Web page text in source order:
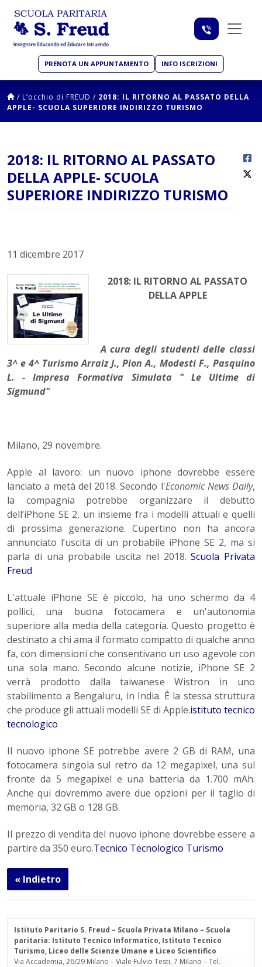
PRENOTA UN APPUNTAMENTO INFO ISCRIZIONI
/ L’occhio di FREUD / 2018: IL RITORNO AL PASSATO DELLA
APPLE- SCUOLA SUPERIORE INDIRIZZO TURISMO
2018: IL RITORNO AL PASSATO
DELLA APPLE- SCUOLA
SUPERIORE INDIRIZZO TURISMO
11 dicembre 2017
2018: IL RITORNO AL PASSATO
DELLA APPLE
A cura degli studenti delle classi
3^ e 4^ Turismo Arraiz J., Pion A., Modesti F., Pasquino
L. - Impresa Formativa Simulata " Le Ultime di
Sigmund"
Milano, 29 novembre.
Apple al lavoro: un nuovo iphone dovrebbe essere
lanciato a metà del 2018. Secondo l'Economic News Daily,
la compagnia potrebbe organizzare il debutto
dell’iPhone SE 2, un insieme fra i modelli attuali e quelli
di prossima generazione. Cupertino non ha ancora
annunciato l’uscita di un probabile iPhone SE 2, ma si
parla di una probabile uscita nel 2018.Scuola Privata
Freud
L'attuale iPhone SE è piccolo, ha uno schermo da 4
pollici, una buona fotocamera e un'autonomia
superiore alla media della categoria. Questo progetto è
destinato a chi ama il formato compatto di qualche anno
fa, con dimensioni che consentivano un uso agevole con
una sola mano. Secondo alcune notizie, iPhone SE 2
verrà prodotto dalla taiwanese Wistron in uno
stabilimento a Bengaluru, in India. È la stessa struttura
che produce gli attuali modelli SE di Apple.istituto tecnico
tecnologico
Il nuovo iphone SE potrebbe avere 2 GB di RAM, una
fotocamera singola sul retro da 12 megapixel, una sul
fronte da 5 megapixel e una batteria da 1.700 mAh.
Anche qui dovremmo avere due opzioni per il taglio di
memoria, 32 GB o 128 GB.
Il prezzo di vendita del nuovo iphone dovrebbe essere a
partire da 350 euro.Tecnico Tecnologico Turismo
« Indietro
Istituto Paritario S. Freud – Scuola Privata Milano – Scuola
paritaria: Istituto Tecnico Informatico, Istituto Tecnico
Turismo, Liceo delle Scienze Umane e Liceo Scientifico
Via Accademia, 26/29 Milano – Viale Fulvio Testi, 7 Milano – Tel.